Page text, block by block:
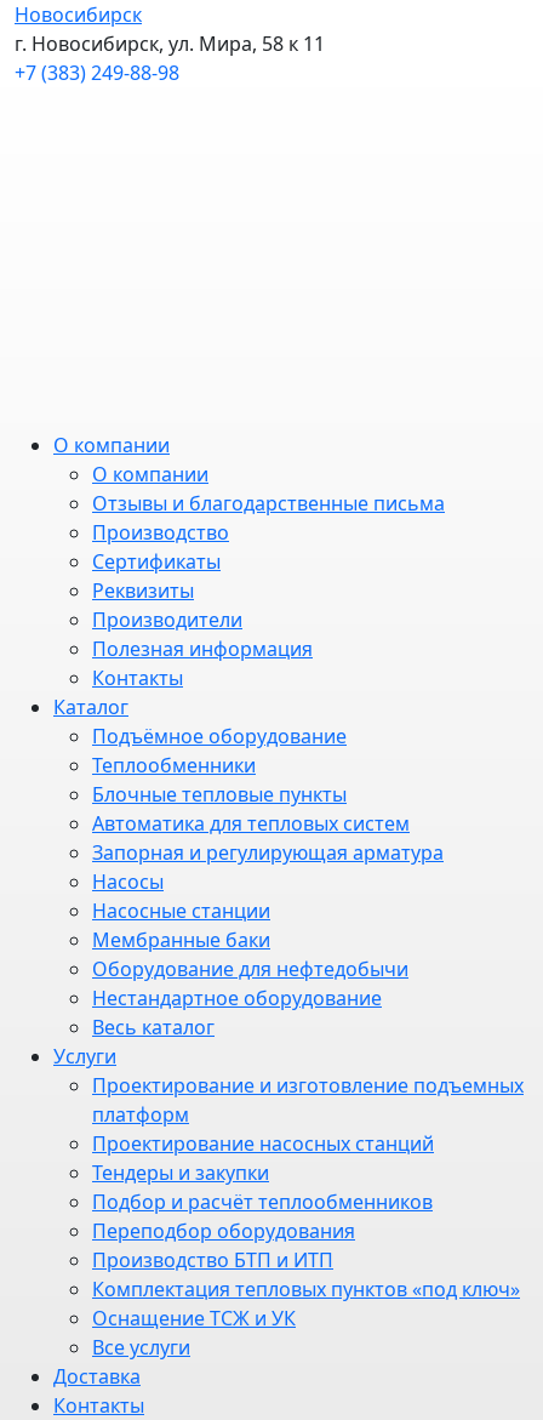
Новосибирск
г. Новосибирск, ул. Мира, 58 к 11
+7 (383) 249-88-98
О компании
О компании
Отзывы и благодарственные письма
Производство
Сертификаты
Реквизиты
Производители
Полезная информация
Контакты
Каталог
Подъёмное оборудование
Теплообменники
Блочные тепловые пункты
Автоматика для тепловых систем
Запорная и регулирующая арматура
Насосы
Насосные станции
Мембранные баки
Оборудование для нефтедобычи
Нестандартное оборудование
Весь каталог
Услуги
Проектирование и изготовление подъемных
платформ
Проектирование насосных станций
Тендеры и закупки
Подбор и расчёт теплообменников
Переподбор оборудования
Производство БТП и ИТП
Комплектация тепловых пунктов «под ключ»
Оснащение ТСЖ и УК
Все услуги
Доставка
Контакты